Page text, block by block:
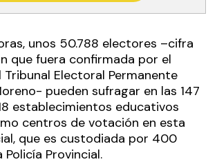
unos 50.788 electores –cifra
que fuera confirmada por el
Electoral Permanente
pueden sufragar en las 147
establecimientos educativos
centros de votación en esta
que es custodiada por 400
Provincial.